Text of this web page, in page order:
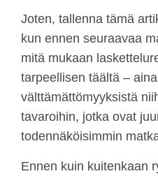
Joten, tallenna tämä
kun ennen seuraavaa
mitä mukaan
tarpeellisen täältä –
välttämättömyyksistä
tavaroihin, jotka ovat
todennäköisimmin
Ennen kuin kuitenkaan